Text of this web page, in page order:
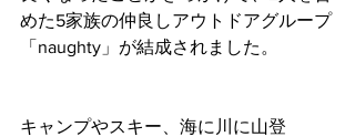
めた5家族の仲良しアウトドアグループ
「naughty」が結成されました。
キャンプやスキー、海に川に山登